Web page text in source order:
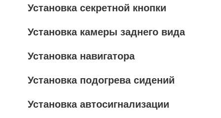
Установка секретной кнопки
Установка камеры заднего вида
Установка навигатора
Установка подогрева сидений
Установка автосигнализации